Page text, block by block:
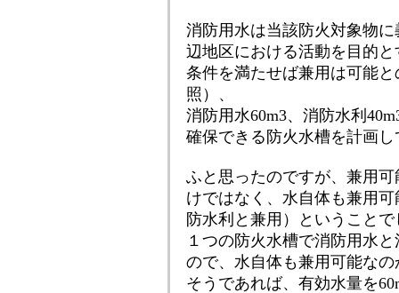
消防用水は当該防火対象物
辺地区における活動を目的
条件を満たせば兼用は可能
照）、
消防用水60m3、消防水利
確保できる防火水槽を計画
ふと思ったのですが、兼用
けではなく、水自体も兼用
防水利と兼用）ということ
１つの防火水槽で消防用水
ので、水自体も兼用可能な
そうであれば、有効水量を